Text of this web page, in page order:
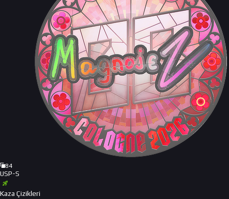
84
USP-S
Kaza Çizikleri